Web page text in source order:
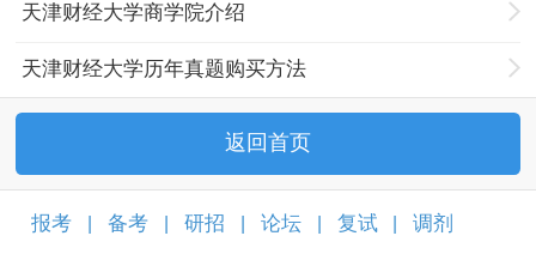
天津财经大学商学院介绍
天津财经大学历年真题购买方法
返回首页
报考 备考 研招 论坛 复试 调剂